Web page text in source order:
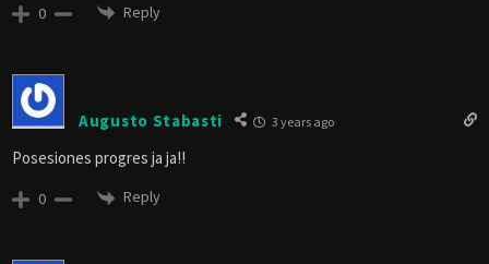
0 Reply
Augusto Stabasti 3 years ago
Posesiones progres ja ja!!
0 Reply